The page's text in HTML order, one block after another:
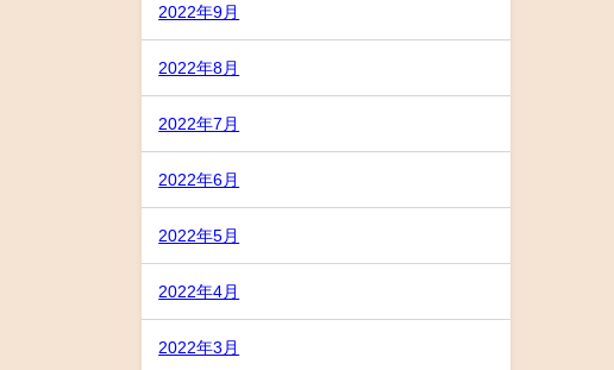
2022年9月
2022年8月
2022年7月
2022年6月
2022年5月
2022年4月
2022年3月